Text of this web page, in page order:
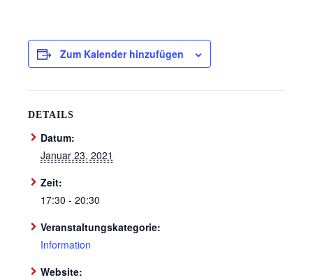
Zum Kalender hinzufügen
DETAILS
Datum:
Januar 23, 2021
Zeit:
17:30 - 20:30
Veranstaltungskategorie:
Information
Website: